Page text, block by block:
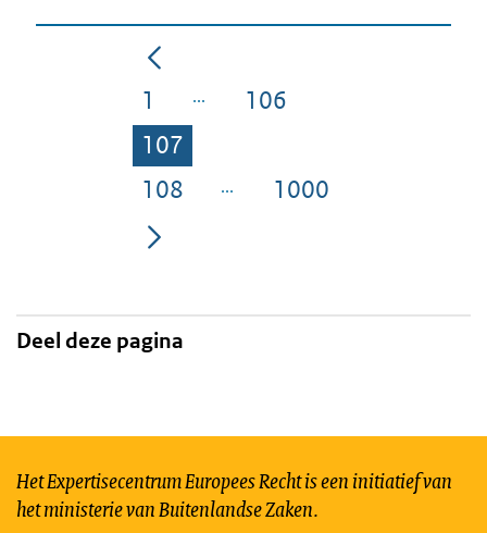
Pagina
1 Pagina
106
Pagina
107
Pagina
108 Pagina
1000
Deel deze pagina
Het Expertisecentrum Europees Recht is een initiatief van
het ministerie van Buitenlandse Zaken.